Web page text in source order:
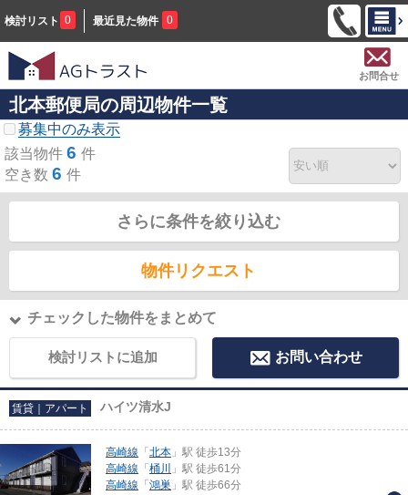
検討リスト 0 最近見た物件 0
お問合せ
北本郵便局の周辺物件一覧
募集中のみ表示
該当物件 6 件
空き数 6 件
さらに条件を絞り込む
物件リクエスト
チェックした物件をまとめて
検討リストに追加 お問い合わせ
賃貸｜アパート ハイツ清水J
高崎線 「 北本 」駅 徒歩13分
高崎線 「 桶川
」駅 徒歩61分
高崎線 「 鴻巣 」駅 徒歩66分